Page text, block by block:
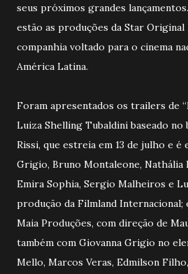
seus próximos grandes
estão as produções da Star
companhia voltado para o cinema
América Latina.
Foram apresentados os trailers de
Luiza Shelling Tubaldini baseado
Rissi, que estreia em 13 de julho e
Grigio, Bruno Montaleone, Nathália
Emira Sophia, Sergio Malheiros e
produção da Filmland Internacional;
Maia Produções, com direção de
também com Giovanna Grigio no
Mello, Marcos Veras, Edmilson